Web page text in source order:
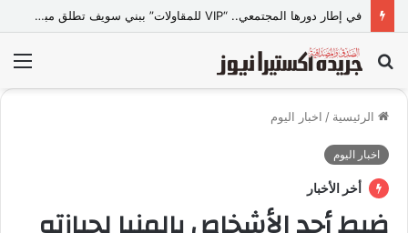
في إطار دورها المجتمعي.. “VIP للمقاولات” ببني سويف تطلق مبادرة “تعالي أقدم على تصالح” بالمجان
بحث
عن
الرئيسية / اخبار اليوم
اخبار اليوم
أخر الأخبار